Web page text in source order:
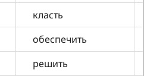
класть
обеспечить
решить